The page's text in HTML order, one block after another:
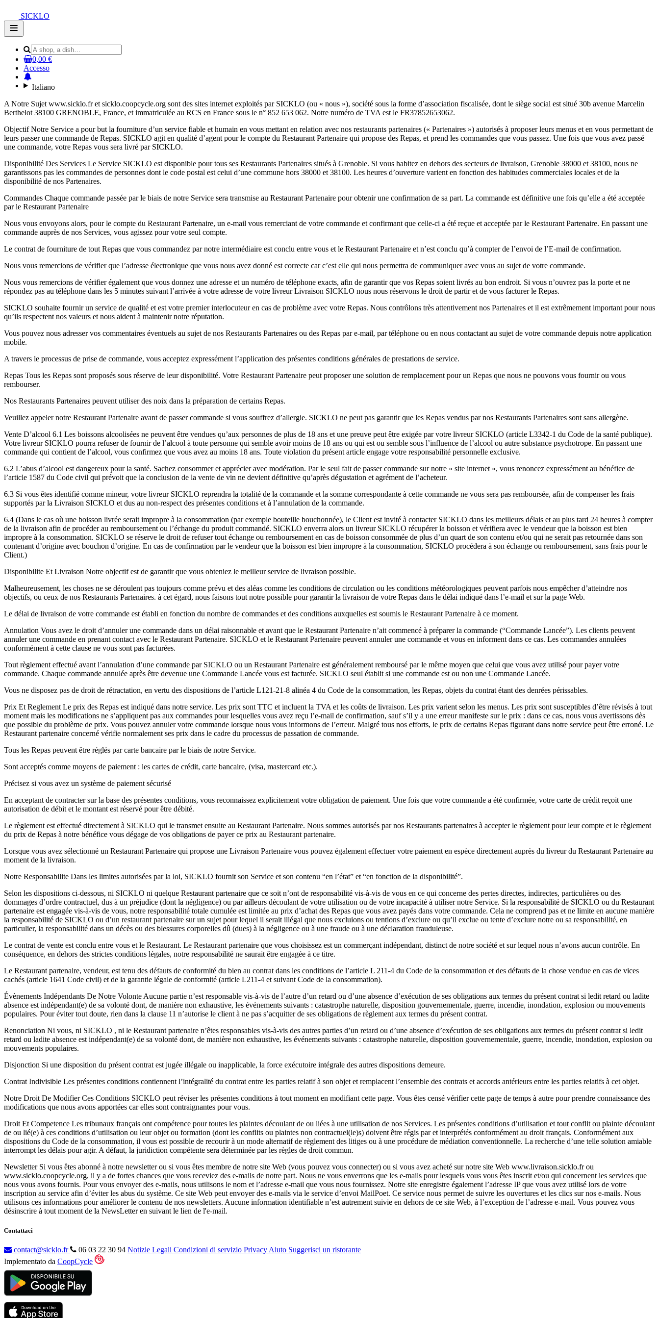
SICKLO
Open
main
0,00 €
Accesso
Italiano
A Notre Sujet www.sicklo.fr et sicklo.coopcycle.org sont des sites internet exploités par SICKLO (ou « nous »), société sous la forme d’association fiscalisée, dont le siège social est situé 30b avenue Marcelin
Berthelot 38100 GRENOBLE, France, et immatriculée au RCS en France sous le n° 852 653 062. Notre numéro de TVA est le FR37852653062.
Objectif Notre Service a pour but la fourniture d’un service fiable et humain en vous mettant en relation avec nos restaurants partenaires (« Partenaires ») autorisés à proposer leurs menus et en vous permettant de
leurs passer une commande de Repas. SICKLO agit en qualité d’agent pour le compte du Restaurant Partenaire qui propose des Repas, et prend les commandes que vous passez. Une fois que vous avez passé
une commande, votre Repas vous sera livré par SICKLO.
Disponibilité Des Services Le Service SICKLO est disponible pour tous ses Restaurants Partenaires situés à Grenoble. Si vous habitez en dehors des secteurs de livraison, Grenoble 38000 et 38100, nous ne
garantissons pas les commandes de personnes dont le code postal est celui d’une commune hors 38000 et 38100. Les heures d’ouverture varient en fonction des habitudes commerciales locales et de la
disponibilité de nos Partenaires.
Commandes Chaque commande passée par le biais de notre Service sera transmise au Restaurant Partenaire pour obtenir une confirmation de sa part. La commande est définitive une fois qu’elle a été acceptée
par le Restaurant Partenaire
Nous vous envoyons alors, pour le compte du Restaurant Partenaire, un e-mail vous remerciant de votre commande et confirmant que celle-ci a été reçue et acceptée par le Restaurant Partenaire. En passant une
commande auprès de nos Services, vous agissez pour votre seul compte.
Le contrat de fourniture de tout Repas que vous commandez par notre intermédiaire est conclu entre vous et le Restaurant Partenaire et n’est conclu qu’à compter de l’envoi de l’E-mail de confirmation.
Nous vous remercions de vérifier que l’adresse électronique que vous nous avez donné est correcte car c’est elle qui nous permettra de communiquer avec vous au sujet de votre commande.
Nous vous remercions de vérifier également que vous donnez une adresse et un numéro de téléphone exacts, afin de garantir que vos Repas soient livrés au bon endroit. Si vous n’ouvrez pas la porte et ne
répondez pas au téléphone dans les 5 minutes suivant l’arrivée à votre adresse de votre livreur Livraison SICKLO nous nous réservons le droit de partir et de vous facturer le Repas.
SICKLO souhaite fournir un service de qualité et est votre premier interlocuteur en cas de problème avec votre Repas. Nous contrôlons très attentivement nos Partenaires et il est extrêmement important pour nous
qu’ils respectent nos valeurs et nous aident à maintenir notre réputation.
Vous pouvez nous adresser vos commentaires éventuels au sujet de nos Restaurants Partenaires ou des Repas par e-mail, par téléphone ou en nous contactant au sujet de votre commande depuis notre application
mobile.
A travers le processus de prise de commande, vous acceptez expressément l’application des présentes conditions générales de prestations de service.
Repas Tous les Repas sont proposés sous réserve de leur disponibilité. Votre Restaurant Partenaire peut proposer une solution de remplacement pour un Repas que nous ne pouvons vous fournir ou vous
rembourser.
Nos Restaurants Partenaires peuvent utiliser des noix dans la préparation de certains Repas.
Veuillez appeler notre Restaurant Partenaire avant de passer commande si vous souffrez d’allergie. SICKLO ne peut pas garantir que les Repas vendus par nos Restaurants Partenaires sont sans allergène.
Vente D’alcool 6.1 Les boissons alcoolisées ne peuvent être vendues qu’aux personnes de plus de 18 ans et une preuve peut être exigée par votre livreur SICKLO (article L3342-1 du Code de la santé publique).
Votre livreur SICKLO pourra refuser de fournir de l’alcool à toute personne qui semble avoir moins de 18 ans ou qui est ou semble sous l’influence de l’alcool ou autre substance psychotrope. En passant une
commande qui contient de l’alcool, vous confirmez que vous avez au moins 18 ans. Toute violation du présent article engage votre responsabilité personnelle exclusive.
6.2 L’abus d’alcool est dangereux pour la santé. Sachez consommer et apprécier avec modération. Par le seul fait de passer commande sur notre « site internet », vous renoncez expressément au bénéfice de
l’article 1587 du Code civil qui prévoit que la conclusion de la vente de vin ne devient définitive qu’après dégustation et agrément de l’acheteur.
6.3 Si vous êtes identifié comme mineur, votre livreur SICKLO reprendra la totalité de la commande et la somme correspondante à cette commande ne vous sera pas remboursée, afin de compenser les frais
supportés par la Livraison SICKLO et dus au non-respect des présentes conditions et à l’annulation de la commande.
6.4 (Dans le cas où une boisson livrée serait impropre à la consommation (par exemple bouteille bouchonnée), le Client est invité à contacter SICKLO dans les meilleurs délais et au plus tard 24 heures à compter
de la livraison afin de procéder au remboursement ou l’échange du produit commandé. SICKLO enverra alors un livreur SICKLO récupérer la boisson et vérifiera avec le vendeur que la boisson est bien
impropre à la consommation. SICKLO se réserve le droit de refuser tout échange ou remboursement en cas de boisson consommée de plus d’un quart de son contenu et/ou qui ne serait pas retournée dans son
contenant d’origine avec bouchon d’origine. En cas de confirmation par le vendeur que la boisson est bien impropre à la consommation, SICKLO procédera à son échange ou remboursement, sans frais pour le
Client.)
Disponibilite Et Livraison Notre objectif est de garantir que vous obteniez le meilleur service de livraison possible.
Malheureusement, les choses ne se déroulent pas toujours comme prévu et des aléas comme les conditions de circulation ou les conditions météorologiques peuvent parfois nous empêcher d’atteindre nos
objectifs, ou ceux de nos Restaurants Partenaires. à cet égard, nous faisons tout notre possible pour garantir la livraison de votre Repas dans le délai indiqué dans l’e-mail et sur la page Web.
Le délai de livraison de votre commande est établi en fonction du nombre de commandes et des conditions auxquelles est soumis le Restaurant Partenaire à ce moment.
Annulation Vous avez le droit d’annuler une commande dans un délai raisonnable et avant que le Restaurant Partenaire n’ait commencé à préparer la commande (“Commande Lancée”). Les clients peuvent
annuler une commande en prenant contact avec le Restaurant Partenaire. SICKLO et le Restaurant Partenaire peuvent annuler une commande et vous en informent dans ce cas. Les commandes annulées
conformément à cette clause ne vous sont pas facturées.
Tout règlement effectué avant l’annulation d’une commande par SICKLO ou un Restaurant Partenaire est généralement remboursé par le même moyen que celui que vous avez utilisé pour payer votre
commande. Chaque commande annulée après être devenue une Commande Lancée vous est facturée. SICKLO seul établit si une commande est ou non une Commande Lancée.
Vous ne disposez pas de droit de rétractation, en vertu des dispositions de l’article L121-21-8 alinéa 4 du Code de la consommation, les Repas, objets du contrat étant des denrées périssables.
Prix Et Reglement Le prix des Repas est indiqué dans notre service. Les prix sont TTC et incluent la TVA et les coûts de livraison. Les prix varient selon les menus. Les prix sont susceptibles d’être révisés à tout
moment mais les modifications ne s’appliquent pas aux commandes pour lesquelles vous avez reçu l’e-mail de confirmation, sauf s’il y a une erreur manifeste sur le prix : dans ce cas, nous vous avertissons dès
que possible du problème de prix. Vous pouvez annuler votre commande lorsque nous vous informons de l’erreur. Malgré tous nos efforts, le prix de certains Repas figurant dans notre service peut être erroné. Le
Restaurant partenaire concerné vérifie normalement ses prix dans le cadre du processus de passation de commande.
Tous les Repas peuvent être réglés par carte bancaire par le biais de notre Service.
Sont acceptés comme moyens de paiement : les cartes de crédit, carte bancaire, (visa, mastercard etc.).
Précisez si vous avez un système de paiement sécurisé
En acceptant de contracter sur la base des présentes conditions, vous reconnaissez explicitement votre obligation de paiement. Une fois que votre commande a été confirmée, votre carte de crédit reçoit une
autorisation de débit et le montant est réservé pour être débité.
Le règlement est effectué directement à SICKLO qui le transmet ensuite au Restaurant Partenaire. Nous sommes autorisés par nos Restaurants partenaires à accepter le règlement pour leur compte et le règlement
du prix de Repas à notre bénéfice vous dégage de vos obligations de payer ce prix au Restaurant partenaire.
Lorsque vous avez sélectionné un Restaurant Partenaire qui propose une Livraison Partenaire vous pouvez également effectuer votre paiement en espèce directement auprès du livreur du Restaurant Partenaire au
moment de la livraison.
Notre Responsabilite Dans les limites autorisées par la loi, SICKLO fournit son Service et son contenu “en l’état” et “en fonction de la disponibilité”.
Selon les dispositions ci-dessous, ni SICKLO ni quelque Restaurant partenaire que ce soit n’ont de responsabilité vis-à-vis de vous en ce qui concerne des pertes directes, indirectes, particulières ou des
dommages d’ordre contractuel, dus à un préjudice (dont la négligence) ou par ailleurs découlant de votre utilisation ou de votre incapacité à utiliser notre Service. Si la responsabilité de SICKLO ou du Restaurant
partenaire est engagée vis-à-vis de vous, notre responsabilité totale cumulée est limitée au prix d’achat des Repas que vous avez payés dans votre commande. Cela ne comprend pas et ne limite en aucune manière
la responsabilité de SICKLO ou d’un restaurant partenaire sur un sujet pour lequel il serait illégal que nous excluions ou tentions d’exclure ou qu’il exclue ou tente d’exclure notre ou sa responsabilité, en
particulier, la responsabilité dans un décès ou des blessures corporelles dû (dues) à la négligence ou à une fraude ou à une déclaration frauduleuse.
Le contrat de vente est conclu entre vous et le Restaurant. Le Restaurant partenaire que vous choisissez est un commerçant indépendant, distinct de notre société et sur lequel nous n’avons aucun contrôle. En
conséquence, en dehors des strictes conditions légales, notre responsabilité ne saurait être engagée à ce titre.
Le Restaurant partenaire, vendeur, est tenu des défauts de conformité du bien au contrat dans les conditions de l’article L 211-4 du Code de la consommation et des défauts de la chose vendue en cas de vices
cachés (article 1641 Code civil) et de la garantie légale de conformité (article L211-4 et suivant Code de la consommation).
Évènements Indépendants De Notre Volonte Aucune partie n’est responsable vis-à-vis de l’autre d’un retard ou d’une absence d’exécution de ses obligations aux termes du présent contrat si ledit retard ou ladite
absence est indépendant(e) de sa volonté dont, de manière non exhaustive, les événements suivants : catastrophe naturelle, disposition gouvernementale, guerre, incendie, inondation, explosion ou mouvements
populaires. Pour éviter tout doute, rien dans la clause 11 n’autorise le client à ne pas s’acquitter de ses obligations de règlement aux termes du présent contrat.
Renonciation Ni vous, ni SICKLO , ni le Restaurant partenaire n’êtes responsables vis-à-vis des autres parties d’un retard ou d’une absence d’exécution de ses obligations aux termes du présent contrat si ledit
retard ou ladite absence est indépendant(e) de sa volonté dont, de manière non exhaustive, les événements suivants : catastrophe naturelle, disposition gouvernementale, guerre, incendie, inondation, explosion ou
mouvements populaires.
Disjonction Si une disposition du présent contrat est jugée illégale ou inapplicable, la force exécutoire intégrale des autres dispositions demeure.
Contrat Indivisible Les présentes conditions contiennent l’intégralité du contrat entre les parties relatif à son objet et remplacent l’ensemble des contrats et accords antérieurs entre les parties relatifs à cet objet.
Notre Droit De Modifier Ces Conditions SICKLO peut réviser les présentes conditions à tout moment en modifiant cette page. Vous êtes censé vérifier cette page de temps à autre pour prendre connaissance des
modifications que nous avons apportées car elles sont contraignantes pour vous.
Droit Et Competence Les tribunaux français ont compétence pour toutes les plaintes découlant de ou liées à une utilisation de nos Services. Les présentes conditions d’utilisation et tout conflit ou plainte découlant
de ou lié(e) à ces conditions d’utilisation ou leur objet ou formation (dont les conflits ou plaintes non contractuel(le)s) doivent être régis par et interprétés conformément au droit français. Conformément aux
dispositions du Code de la consommation, il vous est possible de recourir à un mode alternatif de règlement des litiges ou à une procédure de médiation conventionnelle. La recherche d’une telle solution amiable
interrompt les délais pour agir. A défaut, la juridiction compétente sera déterminée par les règles de droit commun.
Newsletter Si vous êtes abonné à notre newsletter ou si vous êtes membre de notre site Web (vous pouvez vous connecter) ou si vous avez acheté sur notre site Web www.livraison.sicklo.fr ou
www.sicklo.coopcycle.org, il y a de fortes chances que vous receviez des e-mails de notre part. Nous ne vous enverrons que les e-mails pour lesquels vous vous êtes inscrit et/ou qui concernent les services que
nous vous avons fournis. Pour vous envoyer des e-mails, nous utilisons le nom et l’adresse e-mail que vous nous fournissez. Notre site enregistre également l’adresse IP que vous avez utilisé lors de votre
inscription au service afin d’éviter les abus du système. Ce site Web peut envoyer des e-mails via le service d’envoi MailPoet. Ce service nous permet de suivre les ouvertures et les clics sur nos e-mails. Nous
utilisons ces informations pour améliorer le contenu de nos newsletters. Aucune information identifiable n’est autrement suivie en dehors de ce site Web, à l’exception de l’adresse e-mail. Vous pouvez vous
désinscrire à tout moment de la NewsLetter en suivant le lien de l'e-mail.
Contattaci
contact@sicklo.fr 06 03 22 30 94 Notizie Legali Condizioni di servizio Privacy Aiuto Suggerisci un ristorante
Implementato da CoopCycle